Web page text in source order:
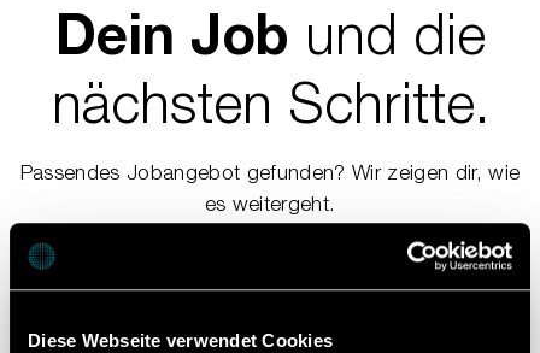
Diese Webseite verwendet Cookies
Dein Job und die
nächsten Schritte.
Passendes Jobangebot gefunden? Wir zeigen dir, wie
es weitergeht.